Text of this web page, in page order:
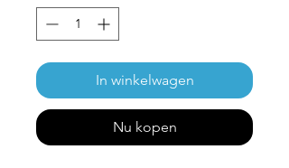
In winkelwagen
Nu kopen